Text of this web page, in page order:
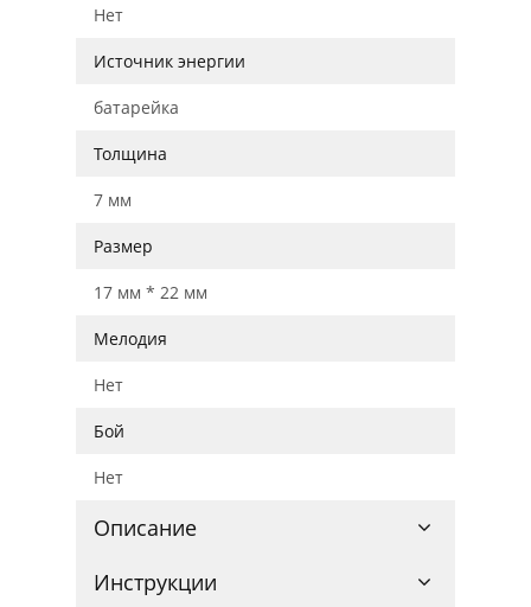
Нет
Источник энергии
батарейка
Толщина
7 мм
Размер
17 мм * 22 мм
Мелодия
Нет
Бой
Нет
Описание
Инструкции